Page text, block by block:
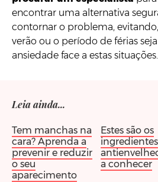
encontrar uma alternativa
contornar o problema,
verão ou o período de férias
ansiedade face a estas situações.
Leia ainda...
Tem manchas na
cara? Aprenda a
prevenir e reduzir
o seu
aparecimento
Estes são os
ingredientes
a conhecer